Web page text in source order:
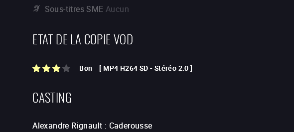
Sous-titres SME Aucun
ETAT DE LA COPIE VOD
Bon [ MP4 H264 SD - Stéréo 2.0 ]
CASTING
Alexandre Rignault : Caderousse